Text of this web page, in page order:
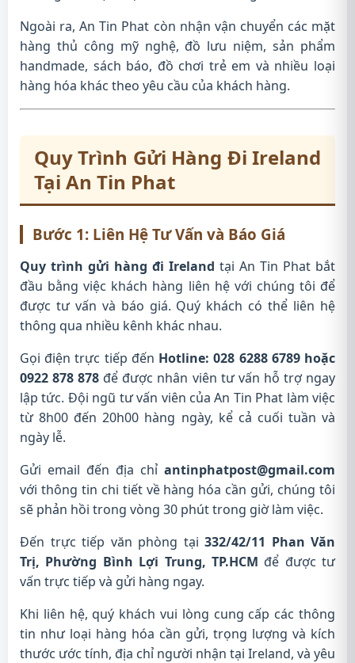
Ngoài ra, An Tin Phat còn nhận vận chuyển các mặt
hàng thủ công mỹ nghệ, đồ lưu niệm, sản phẩm
handmade, sách báo, đồ chơi trẻ em và nhiều loại
hàng hóa khác theo yêu cầu của khách hàng.
Quy Trình Gửi Hàng Đi Ireland
Tại An Tin Phat
Bước 1: Liên Hệ Tư Vấn và Báo Giá
Quy trình gửi hàng đi Ireland tại An Tin Phat bắt
đầu bằng việc khách hàng liên hệ với chúng tôi để
được tư vấn và báo giá. Quý khách có thể liên hệ
thông qua nhiều kênh khác nhau.
Gọi điện trực tiếp đến Hotline: 028 6288 6789 hoặc
0922 878 878 để được nhân viên tư vấn hỗ trợ ngay
lập tức. Đội ngũ tư vấn viên của An Tin Phat làm việc
từ 8h00 đến 20h00 hàng ngày, kể cả cuối tuần và
ngày lễ.
Gửi email đến địa chỉ antinphatpost@gmail.com
với thông tin chi tiết về hàng hóa cần gửi, chúng tôi
sẽ phản hồi trong vòng 30 phút trong giờ làm việc.
Đến trực tiếp văn phòng tại 332/42/11 Phan Văn
Trị, Phường Bình Lợi Trung, TP.HCM để được tư
vấn trực tiếp và gửi hàng ngay.
Khi liên hệ, quý khách vui lòng cung cấp các thông
tin như loại hàng hóa cần gửi, trọng lượng và kích
thước ước tính, địa chỉ người nhận tại Ireland, và yêu